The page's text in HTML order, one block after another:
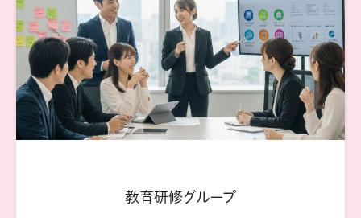
教育研修グループ